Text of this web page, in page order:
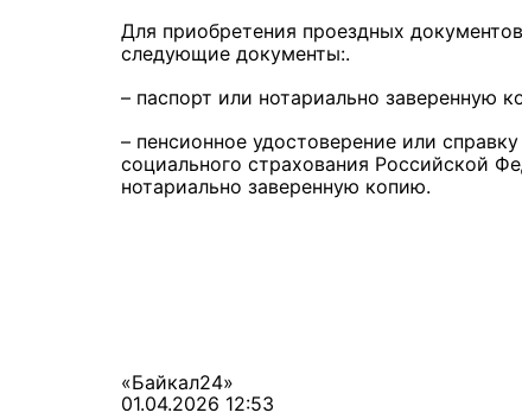
Для приобретения проездных
следующие документы:.
– паспорт или нотариально заверенную
– пенсионное удостоверение или
социального страхования Российской
нотариально заверенную копию.
«Байкал24»
01.04.2026 12:53